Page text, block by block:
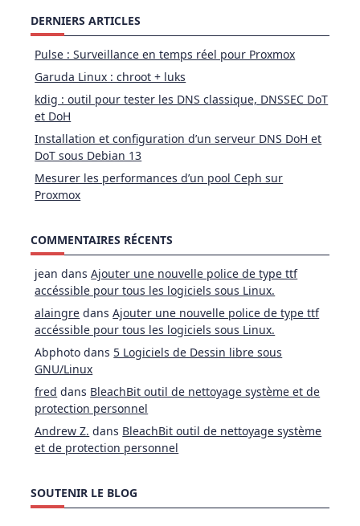
DERNIERS ARTICLES
Pulse : Surveillance en temps réel pour Proxmox
Garuda Linux : chroot + luks
kdig : outil pour tester les DNS classique, DNSSEC DoT
et DoH
Installation et configuration d’un serveur DNS DoH et
DoT sous Debian 13
Mesurer les performances d’un pool Ceph sur
Proxmox
COMMENTAIRES RÉCENTS
jean dansAjouter une nouvelle police de type ttf
accéssible pour tous les logiciels sous Linux.
alaingre dansAjouter une nouvelle police de type ttf
accéssible pour tous les logiciels sous Linux.
Abphoto dans 5 Logiciels de Dessin libre sous
GNU/Linux
fred dans BleachBit outil de nettoyage système et de
protection personnel
Andrew Z. dans BleachBit outil de nettoyage système
et de protection personnel
SOUTENIR LE BLOG